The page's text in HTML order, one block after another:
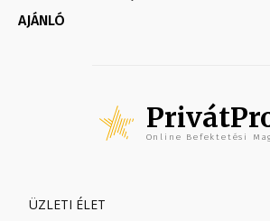
AJÁNLÓ
Online Befektetési
ÜZLETI ÉLET